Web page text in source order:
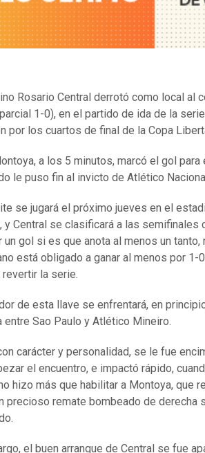
Rosario Central derrotó como local al
1-0), en el partido de ida de la
por los cuartos de final de la Copa
a los 5 minutos, marcó el gol para
le puso fin al invicto de Atlético
se jugará el próximo jueves en el
y Central se clasificará a las semifinales
un gol si es que anota al menos un
está obligado a ganar al menos por 1-
la serie.
de esta llave se enfrentará, en
entre Sao Paulo y Atlético Mineiro.
carácter y personalidad, se le fue
el encuentro, e impactó rápido,
hizo más que habilitar a Montoya, que
precioso remate bombeado de derecha
el buen arranque de Central se fue